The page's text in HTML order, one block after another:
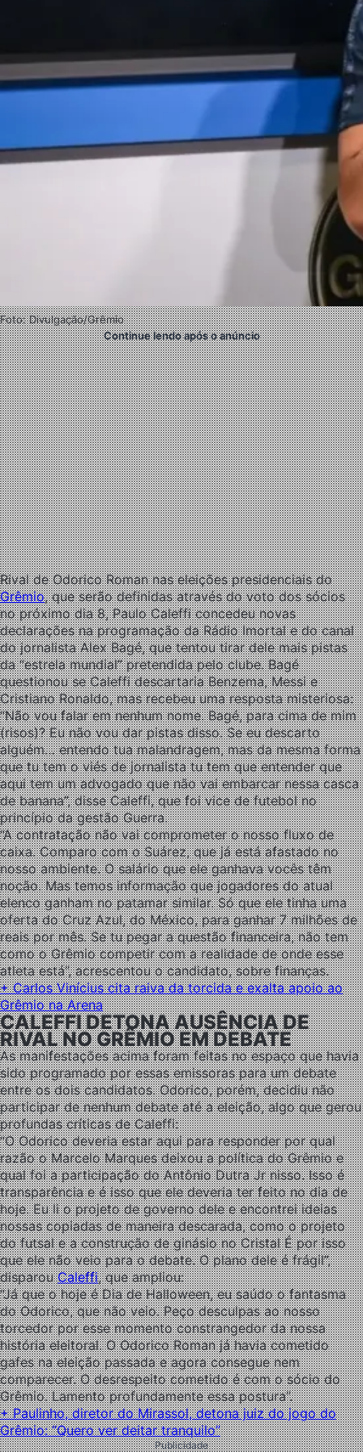
Foto: Divulgação/Grêmio
Continue lendo após o anúncio
Rival de Odorico Roman nas eleições presidenciais do
Grêmio, que serão definidas através do voto dos sócios
no próximo dia 8, Paulo Caleffi concedeu novas
declarações na programação da Rádio Imortal e do canal
do jornalista Alex Bagé, que tentou tirar dele mais pistas
da “estrela mundial” pretendida pelo clube. Bagé
questionou se Caleffi descartaria Benzema, Messi e
Cristiano Ronaldo, mas recebeu uma resposta misteriosa:
“Não vou falar em nenhum nome. Bagé, para cima de mim
(risos)? Eu não vou dar pistas disso. Se eu descarto
alguém… entendo tua malandragem, mas da mesma forma
que tu tem o viés de jornalista tu tem que entender que
aqui tem um advogado que não vai embarcar nessa casca
de banana”, disse Caleffi, que foi vice de futebol no
princípio da gestão Guerra.
“A contratação não vai comprometer o nosso fluxo de
caixa. Comparo com o Suárez, que já está afastado no
nosso ambiente. O salário que ele ganhava vocês têm
noção. Mas temos informação que jogadores do atual
elenco ganham no patamar similar. Só que ele tinha uma
oferta do Cruz Azul, do México, para ganhar 7 milhões de
reais por mês. Se tu pegar a questão financeira, não tem
como o Grêmio competir com a realidade de onde esse
atleta está”, acrescentou o candidato, sobre finanças.
+ Carlos Vinícius cita raiva da torcida e exalta apoio ao
Grêmio na Arena
CALEFFI DETONA AUSÊNCIA DE
RIVAL NO GRÊMIO EM DEBATE
As manifestações acima foram feitas no espaço que havia
sido programado por essas emissoras para um debate
entre os dois candidatos. Odorico, porém, decidiu não
participar de nenhum debate até a eleição, algo que gerou
profundas críticas de Caleffi:
“O Odorico deveria estar aqui para responder por qual
razão o Marcelo Marques deixou a política do Grêmio e
qual foi a participação do Antônio Dutra Jr nisso. Isso é
transparência e é isso que ele deveria ter feito no dia de
hoje. Eu li o projeto de governo dele e encontrei ideias
nossas copiadas de maneira descarada, como o projeto
do futsal e a construção de ginásio no Cristal É por isso
que ele não veio para o debate. O plano dele é frágil”,
disparouCaleffi, que ampliou:
“Já que o hoje é Dia de Halloween, eu saúdo o fantasma
do Odorico, que não veio. Peço desculpas ao nosso
torcedor por esse momento constrangedor da nossa
história eleitoral. O Odorico Roman já havia cometido
gafes na eleição passada e agora consegue nem
comparecer. O desrespeito cometido é com o sócio do
Grêmio. Lamento profundamente essa postura”.
+ Paulinho, diretor do Mirassol, detona juiz do jogo do
Grêmio: “Quero ver deitar tranquilo”
Publicidade